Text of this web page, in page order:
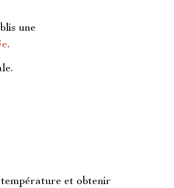
une
.
et obtenir